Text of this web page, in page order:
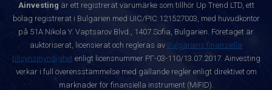
Ainvesting är ett registrerat varumärke som tillhör Up Trend LTD, ett
bolag registrerat i Bulgarien med UIC/PIC 121527003, med huvudkontor
på 51A Nikola Y. Vaptsarov Blvd., 1407 Sofia, Bulgarien. Företaget är
auktoriserat, licensierat och regleras av Bulgariens finansiella
tillsynsmyndighetenligt licensnummer РГ-03-110/13.07.2017. Ainvesting
verkar i full överensstämmelse med gällande regler enligt direktivet om
marknader för finansiella instrument (MiFID).